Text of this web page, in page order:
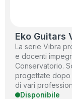
Eko Guitars
La serie Vibra
e docenti
Conservatorio.
progettate dopo
di vari
Disponibile